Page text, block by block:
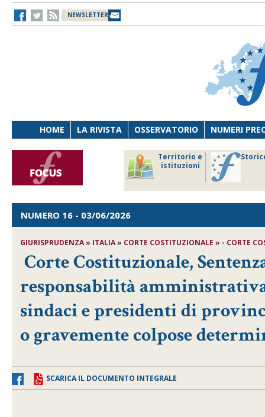
NEWSLETTER
HOME LA RIVISTA OSSERVATORIO NUMERI
Territorio e
istituzioni
NUMERO 16 - 03/06/2026
GIURISPRUDENZA » ITALIA » CORTE COSTITUZIONALE » - CORTE
Corte Costituzionale,
responsabilità
sindaci e presidenti di
o gravemente colpose
SCARICA IL DOCUMENTO INTEGRALE